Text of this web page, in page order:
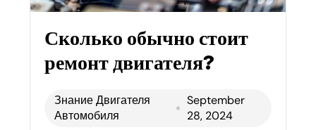
Сколько обычно стоит
ремонт двигателя?
Знание Двигателя
Автомобиля
September
28, 2024